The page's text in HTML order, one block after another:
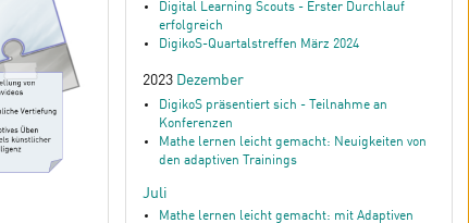
Digital Learning Scouts - Erster Durchlauf
erfolgreich
DigikoS-Quartalstreffen März 2024
2023 Dezember
DigikoS präsentiert sich - Teilnahme an
Konferenzen
Mathe lernen leicht gemacht: Neuigkeiten von
den adaptiven Trainings
Juli
Mathe lernen leicht gemacht: mit Adaptiven